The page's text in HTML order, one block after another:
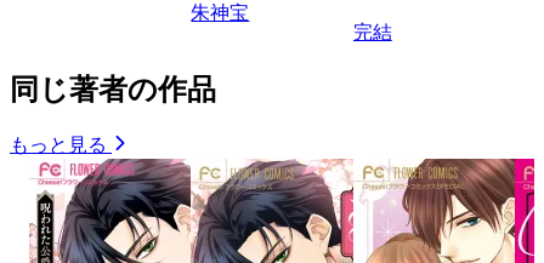
朱神宝
完結
同じ著者の作品
もっと見る